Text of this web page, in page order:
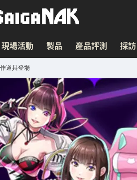
現場活動 製品 產品評測 採訪
道具登場